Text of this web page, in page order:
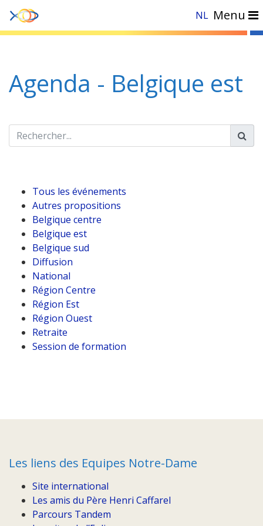
NL Menu
Accueil
Agenda - Belgique est
Tous les événements
Autres propositions
Belgique centre
Belgique est
Belgique sud
Diffusion
National
Région Centre
Région Est
Région Ouest
Retraite
Session de formation
Les liens des Equipes Notre-Dame
Site international
Les amis du Père Henri Caffarel
Parcours Tandem